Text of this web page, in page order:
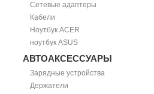
Сетевые адаптеры
Кабели
Ноутбук ACER
ноутбук ASUS
АВТОАКСЕССУАРЫ
Зарядные устройства
Держатели